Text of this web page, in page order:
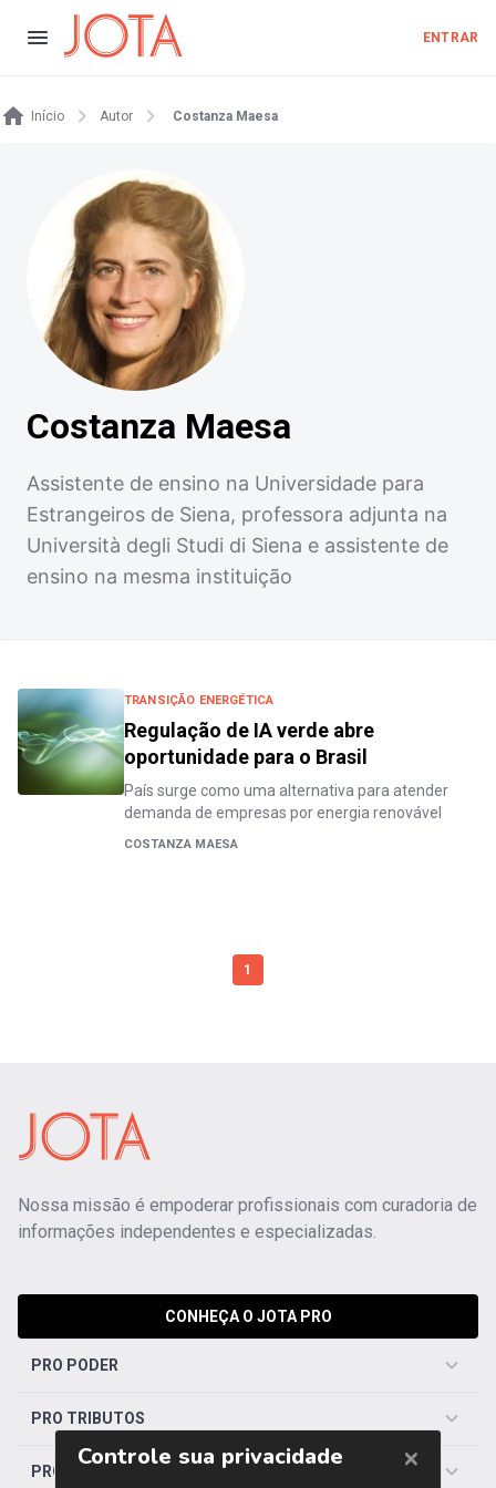
ENTRAR
Início Autor Costanza Maesa
Costanza Maesa
Assistente de ensino na Universidade para
Estrangeiros de Siena, professora adjunta na
Università degli Studi di Siena e assistente de
ensino na mesma instituição
TRANSIÇÃO ENERGÉTICA
Regulação de IA verde abre
oportunidade para o Brasil
País surge como uma alternativa para atender
demanda de empresas por energia renovável
COSTANZA MAESA
1
Nossa missão é empoderar profissionais com curadoria de
informações independentes e especializadas.
CONHEÇA O JOTA PRO
PRO PODER
PRO TRIBUTOS
PRO TRABALHISTA